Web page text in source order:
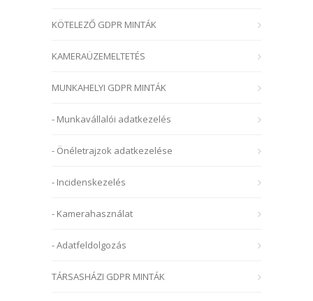
KÖTELEZŐ GDPR MINTÁK
KAMERAÜZEMELTETÉS
MUNKAHELYI GDPR MINTÁK
- Munkavállalói adatkezelés
- Önéletrajzok adatkezelése
- Incidenskezelés
- Kamerahasználat
- Adatfeldolgozás
TÁRSASHÁZI GDPR MINTÁK